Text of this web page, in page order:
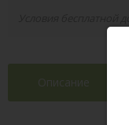
Описание